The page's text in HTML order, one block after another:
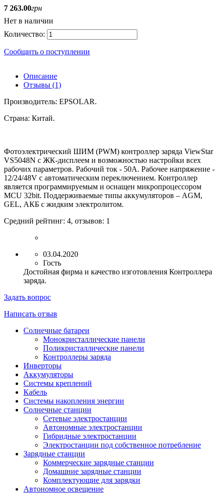
7 263.00грн
Нет в наличии
Сообщить о поступлении
Описание
Отзывы (1)
Производитель: EPSOLAR.
Страна: Китай.
Фотоэлектрический ШИМ (PWM) контроллер заряда ViewStar
VS5048N с ЖК-дисплеем и возможностью настройки всех
рабочих параметров. Рабочий ток - 50А. Рабочее напряжение -
12/24/48V с автоматическим переключением. Контроллер
является программируемым и оснащен микропроцессором
MCU 32bit. Поддерживаемые типы аккумуляторов – AGM,
GEL, АКБ с жидким электролитом.
Средний рейтинг: 4, отзывов: 1
03.04.2020
Гость
Достойная фирма и качество изготовления Контроллера
заряда.
Задать вопрос
Написать отзыв
Солнечные батареи
Монокристаллические панели
Поликристаллические панели
Контроллеры заряда
Инверторы
Аккумуляторы
Системы креплений
Кабель
Системы накопления энергии
Солнечные станции
Сетевые электростанции
Автономные электростанции
Гибридные электростанции
Электростанции под собственное потребление
Зарядные станции
Коммерческие зарядные станции
Домашние зарядные станции
Комплектующие для зарядки
Автономное освещение